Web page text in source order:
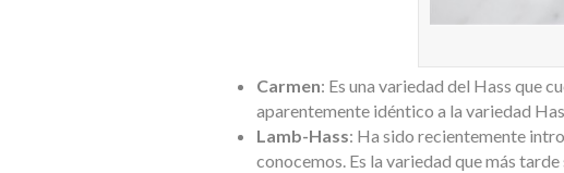
Carmen: Es una variedad del Hass que
aparentemente idéntico a la variedad
Lamb-Hass: Ha sido recientemente
conocemos. Es la variedad que más